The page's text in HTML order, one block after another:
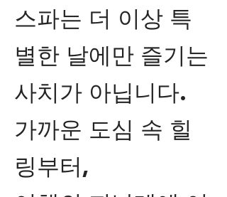
스파는 더 이상 특
별한 날에만 즐기는
사치가 아닙니다.
가까운 도심 속 힐
링부터,